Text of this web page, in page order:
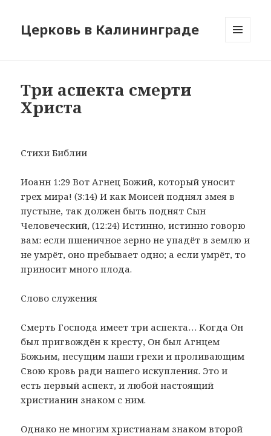
Церковь в Калининграде
Три аспекта смерти
Христа
Стихи Библии
Иоанн 1:29 Вот Агнец Божий, который уносит
грех мира! (3:14) И как Моисей поднял змея в
пустыне, так должен быть поднят Сын
Человеческий, (12:24) Истинно, истинно говорю
вам: если пшеничное зерно не упадёт в землю и
не умрёт, оно пребывает одно; а если умрёт, то
приносит много плода.
Слово служения
Смерть Господа имеет три аспекта… Когда Он
был пригвождён к кресту, Он был Агнцем
Божьим, несущим наши грехи и проливающим
Свою кровь ради нашего искупления. Это и
есть первый аспект, и любой настоящий
христианин знаком с ним.
Однако не многим христианам знаком второй